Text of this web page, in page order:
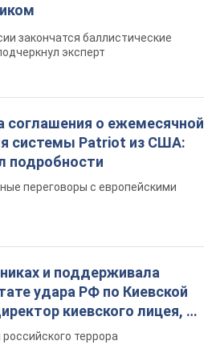
закончатся баллистические
эксперт
соглашения о ежемесячной
системы Patriot из США:
подробности
переговоры с европейскими
и поддерживала
удара РФ по Киевской
киевского лицея, её
террора